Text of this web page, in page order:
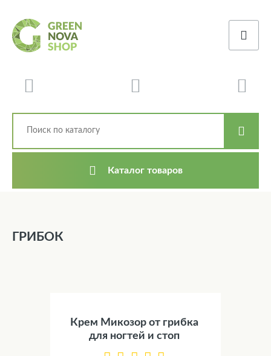
Каталог товаров
ГРИБОК
Крем Микозор от грибка
для ногтей и стоп